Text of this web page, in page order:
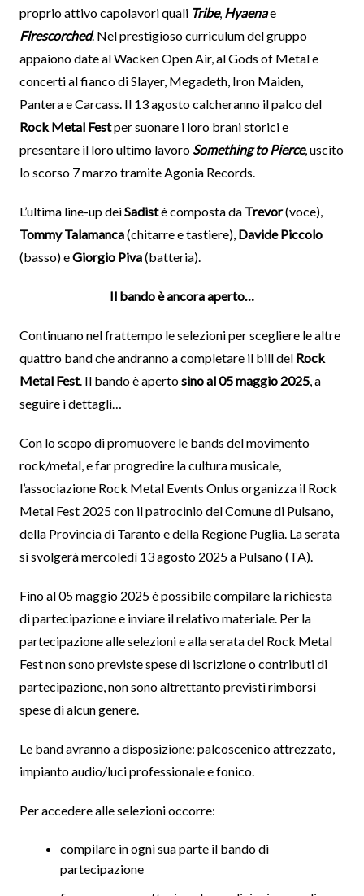
proprio attivo capolavori quali Tribe, Hyaenae
Firescorched. Nel prestigioso curriculum del gruppo
appaiono date al Wacken Open Air, al Gods of Metal e
concerti al fianco di Slayer, Megadeth, Iron Maiden,
Pantera e Carcass. Il 13 agosto calcheranno il palco del
Rock Metal Festper suonare i loro brani storici e
presentare il loro ultimo lavoro Something to Pierce, uscito
lo scorso 7 marzo tramite Agonia Records.
L’ultima line-up deiSadistè composta da Trevor(voce),
Tommy Talamanca(chitarre e tastiere), Davide Piccolo
(basso) eGiorgio Piva(batteria).
Il bando è ancora aperto…
Continuano nel frattempo le selezioni per scegliere le altre
quattro band che andranno a completare il bill del Rock
Metal Fest. Il bando è apertosino al 05 maggio 2025, a
seguire i dettagli…
Con lo scopo di promuovere le bands del movimento
rock/metal, e far progredire la cultura musicale,
l’associazione Rock Metal Events Onlus organizza il Rock
Metal Fest 2025 con il patrocinio del Comune di Pulsano,
della Provincia di Taranto e della Regione Puglia. La serata
si svolgerà mercoledì 13 agosto 2025 a Pulsano (TA).
Fino al 05 maggio 2025 è possibile compilare la richiesta
di partecipazione e inviare il relativo materiale. Per la
partecipazione alle selezioni e alla serata del Rock Metal
Fest non sono previste spese di iscrizione o contributi di
partecipazione, non sono altrettanto previsti rimborsi
spese di alcun genere.
Le band avranno a disposizione: palcoscenico attrezzato,
impianto audio/luci professionale e fonico.
Per accedere alle selezioni occorre:
compilare in ogni sua parte il bando di
partecipazione